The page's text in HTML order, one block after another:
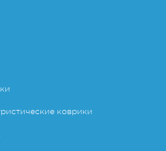
коврики